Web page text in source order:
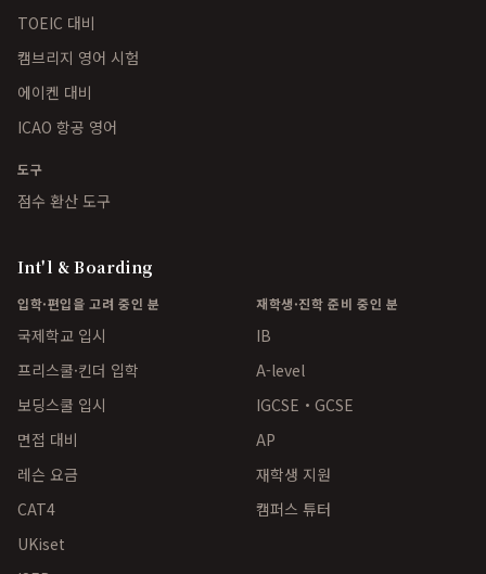
TOEIC 대비
캠브리지 영어 시험
에이켄 대비
ICAO 항공 영어
도구
점수 환산 도구
Int'l & Boarding
입학·편입을 고려 중인 분
국제학교 입시
프리스쿨·킨더 입학
보딩스쿨 입시
면접 대비
레슨 요금
CAT4
UKiset
재학생·진학 준비 중인 분
IB
A-level
IGCSE・GCSE
AP
재학생 지원
캠퍼스 튜터